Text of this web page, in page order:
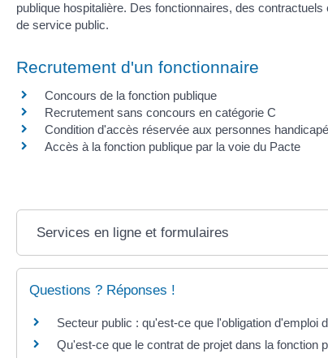
publique hospitalière. Des fonctionnaires, des
de service public.
Recrutement d'un fonctionnaire
Concours de la fonction publique
Recrutement sans concours en catégorie C
Condition d'accès réservée aux personnes
Accès à la fonction publique par la voie du Pacte
Services en ligne et formulaires
Questions ? Réponses !
Secteur public : qu'est-ce que l'obligation d'emploi
Qu'est-ce que le contrat de projet dans la fonction